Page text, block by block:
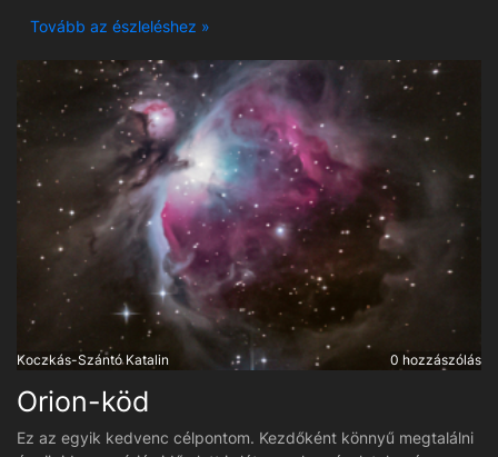
a helyzeténél fogva ezt csak kitelepülés útján tudom fotózni.
Tovább az észleléshez »
Koczkás-Szántó Katalin 0 hozzászólás
Orion-köd
Ez az egyik kedvenc célpontom. Kezdőként könnyű megtalálni